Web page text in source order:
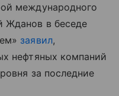
международного
Жданов в беседе
заявил,
нефтяных компаний
за последние